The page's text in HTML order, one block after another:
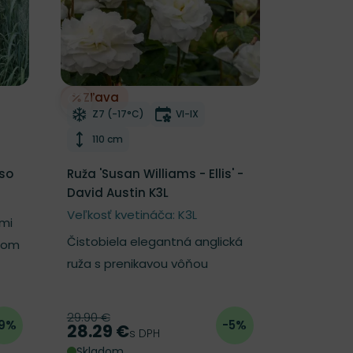
Zľava
Odober do zoznamu želaní
Mrazuvzdornosť
Z7 (-17°C) Doba kvitnutia
VI-IX
Výška rastliny
110 cm
Ruža 'Susan Williams - Ellis' -
David Austin K3L
Veľkosť kvetináča: K3L
Čistobiela elegantná anglická
ruža s prenikavou vôňou
Pôvodná cena
29.90 €
Cena
28.29 €s DPH -5%